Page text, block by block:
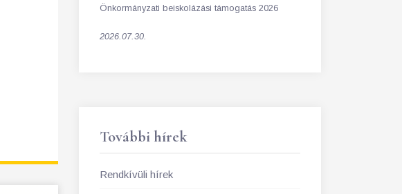
Önkormányzati beiskolázási támogatás 2026
2026.07.30.
További hírek
Rendkívüli hírek